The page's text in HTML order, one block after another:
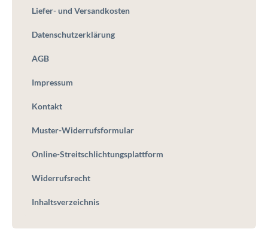
Liefer- und Versandkosten
Datenschutzerklärung
AGB
Impressum
Kontakt
Muster-Widerrufsformular
Online-Streitschlichtungsplattform
Widerrufsrecht
Inhaltsverzeichnis